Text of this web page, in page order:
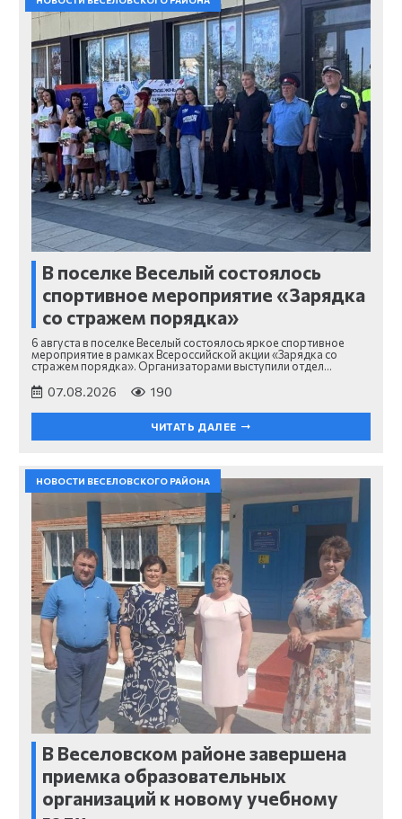
В поселке Веселый состоялось
спортивное мероприятие «Зарядка
со стражем порядка»
6 августа в поселке Веселый состоялось яркое спортивное
мероприятие в рамках Всероссийской акции «Зарядка со
стражем порядка». Организаторами выступили отдел…
07.08.2026 190
ЧИТАТЬ ДАЛЕЕ
НОВОСТИ ВЕСЕЛОВСКОГО РАЙОНА
В Веселовском районе завершена
приемка образовательных
организаций к новому учебному